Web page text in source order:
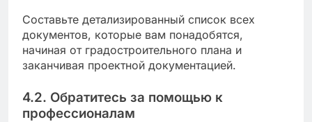
Составьте детализированный список всех
документов, которые вам понадобятся,
начиная от градостроительного плана и
заканчивая проектной документацией.
4.2. Обратитесь за помощью к
профессионалам